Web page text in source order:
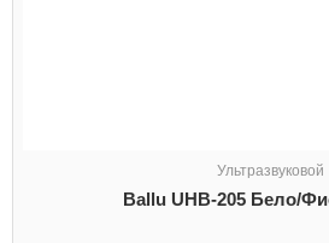
Ультразвуковой
Ballu UHB-205 Бело/